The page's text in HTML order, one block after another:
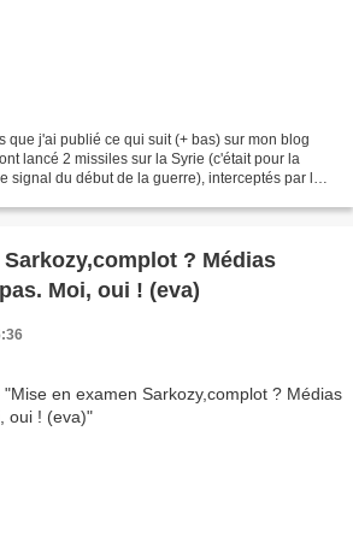
que j'ai publié ce qui suit (+ bas) sur mon blog
lancé 2 missiles sur la Syrie (c'était pour la
signal du début de la guerre), interceptés par la
? Médias
Moi, oui ! (eva)